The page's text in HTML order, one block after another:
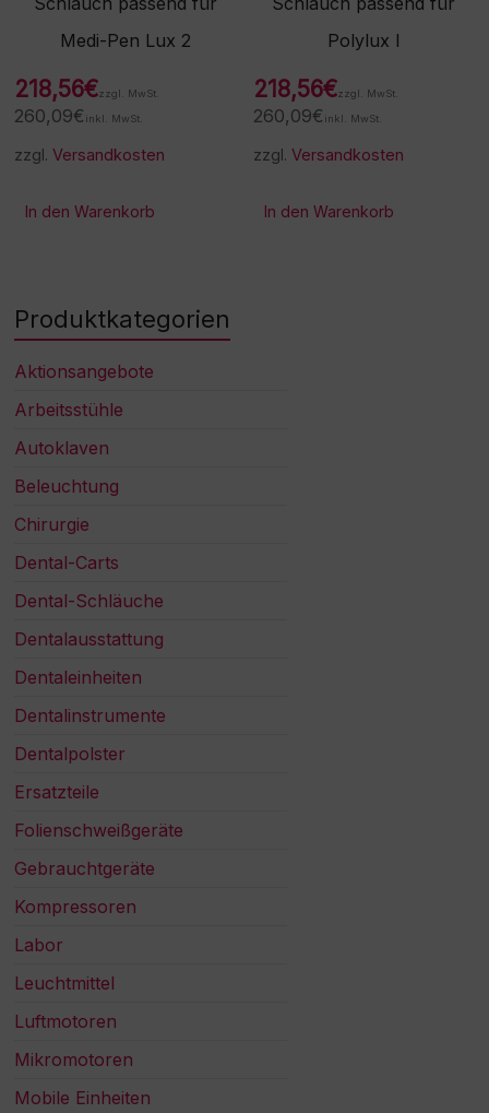
Medi-Pen Lux 2
218,56€zzgl. MwSt.
260,09€ inkl. MwSt.
zzgl.Versandkosten
In den Warenkorb
Polylux I
218,56€zzgl. MwSt.
260,09€ inkl. MwSt.
zzgl.Versandkosten
In den Warenkorb
Produktkategorien
Aktionsangebote
Arbeitsstühle
Autoklaven
Beleuchtung
Chirurgie
Dental-Carts
Dental-Schläuche
Dentalausstattung
Dentaleinheiten
Dentalinstrumente
Dentalpolster
Ersatzteile
Folienschweißgeräte
Gebrauchtgeräte
Kompressoren
Labor
Leuchtmittel
Luftmotoren
Mikromotoren
Mobile Einheiten